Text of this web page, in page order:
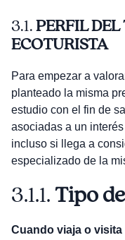
3.1.PERFIL
ECOTURISTA
Para empezar a
planteado la misma
estudio con el fin de
asociadas a un
incluso si llega a
especializado de la
3.1.1.Tipo
Cuando viaja o